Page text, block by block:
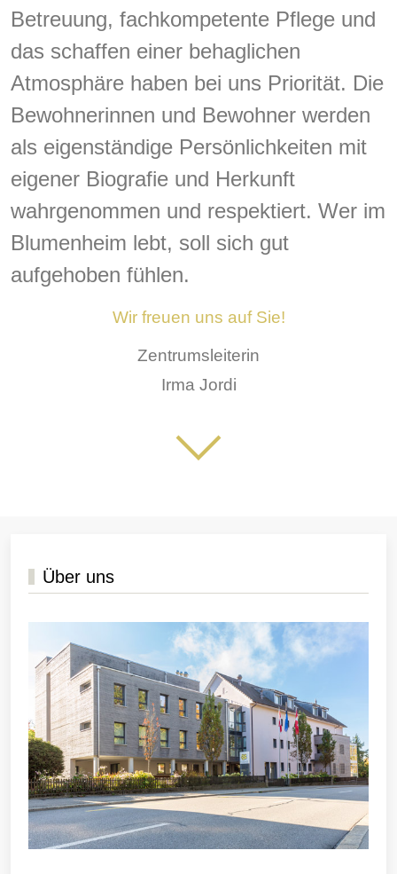
Betreuung, fachkompetente Pflege und
das schaffen einer behaglichen
Atmosphäre haben bei uns Priorität. Die
Bewohnerinnen und Bewohner werden
als eigenständige Persönlichkeiten mit
eigener Biografie und Herkunft
wahrgenommen und respektiert. Wer im
Blumenheim lebt, soll sich gut
aufgehoben fühlen.
Wir freuen uns auf Sie!
Zentrumsleiterin
Irma Jordi
Über uns